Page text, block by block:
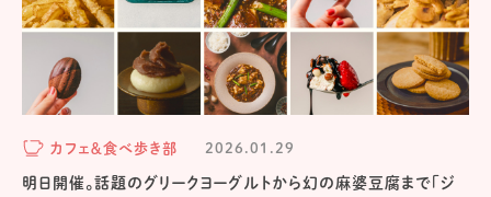
カフェ＆食べ歩き部 2026.01.29
明日開催。話題のグリークヨーグルトから幻の麻婆豆腐まで「ジ